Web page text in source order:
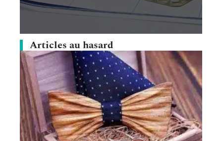
Articles au hasard